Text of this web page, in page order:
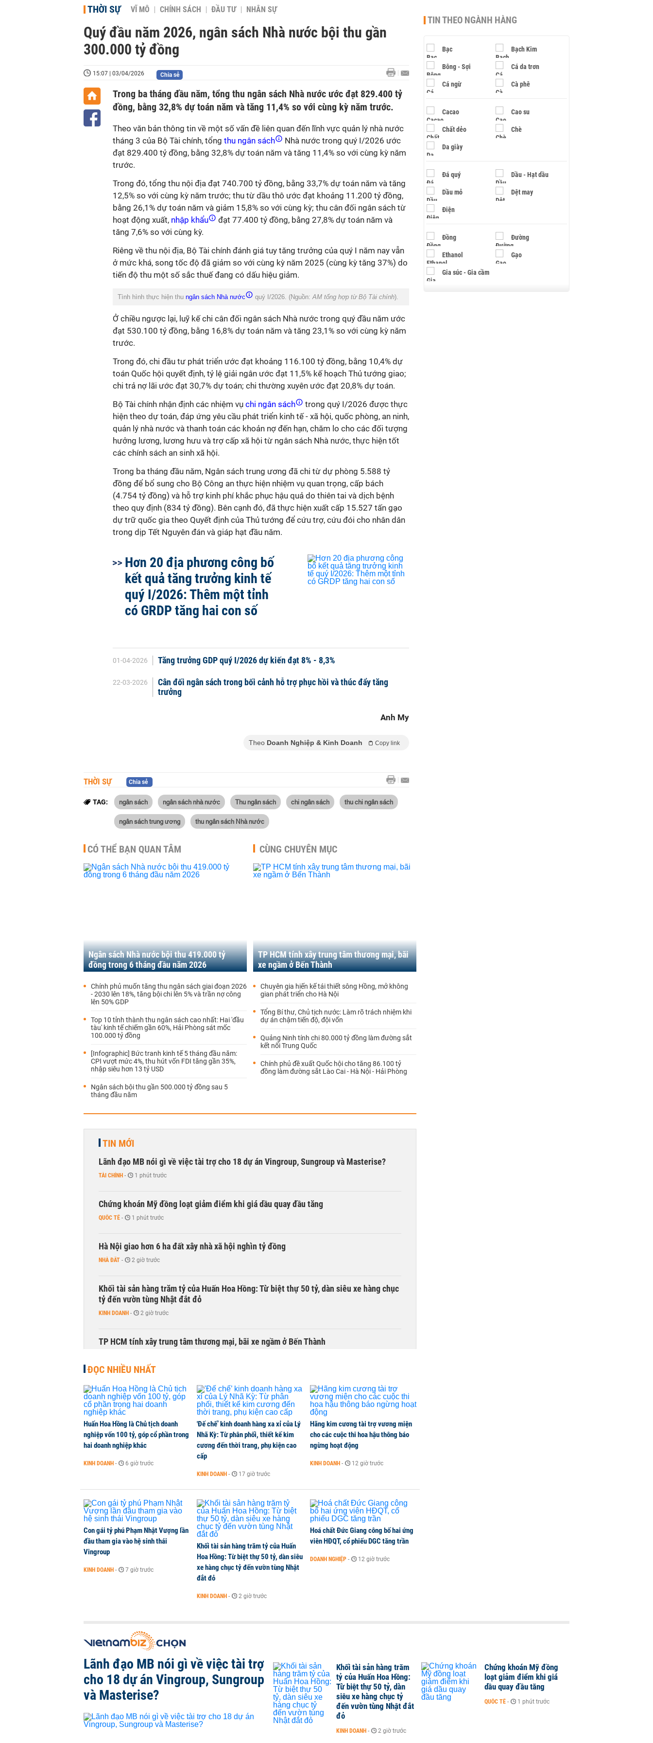
THỜI SỰ VĨ MÔ CHÍNH SÁCH ĐẦU TƯ NHÂN SỰ
Quý đầu năm 2026, ngân sách Nhà nước bội thu gần
300.000 tỷ đồng
15:07 | 03/04/2026 Chia sẻ
Trong ba tháng đầu năm, tổng thu ngân sách Nhà nước ước đạt 829.400 tỷ
đồng, bằng 32,8% dự toán năm và tăng 11,4% so với cùng kỳ năm trước.
Theo văn bản thông tin về một số vấn đề liên quan đến lĩnh vực quản lý nhà nước
tháng 3 của Bộ Tài chính, tổng thu ngân sách
Nhà nước trong quý I/2026 ước
đạt 829.400 tỷ đồng, bằng 32,8% dự toán năm và tăng 11,4% so với cùng kỳ năm
trước.
Trong đó, tổng thu nội địa đạt 740.700 tỷ đồng, bằng 33,7% dự toán năm và tăng
12,5% so với cùng kỳ năm trước; thu từ dầu thô ước đạt khoảng 11.200 tỷ đồng,
bằng 26,1% dự toán năm và giảm 15,8% so với cùng kỳ; thu cân đối ngân sách từ
hoạt động xuất, nhập khẩu
đạt 77.400 tỷ đồng, bằng 27,8% dự toán năm và
tăng 7,6% so với cùng kỳ.
Riêng về thu nội địa, Bộ Tài chính đánh giá tuy tăng trưởng của quý I năm nay vẫn
ở mức khá, song tốc độ đã giảm so với cùng kỳ năm 2025 (cùng kỳ tăng 37%) do
tiến độ thu một số sắc thuế đang có dấu hiệu giảm.
Tình hình thực hiện thu ngân sách Nhà nước quý I/2026. (Nguồn:AM tổng hợp từ Bộ Tài chính).
Ở chiều ngược lại, luỹ kế chi cân đối ngân sách Nhà nước trong quý đầu năm ước
đạt 530.100 tỷ đồng, bằng 16,8% dự toán năm và tăng 23,1% so với cùng kỳ năm
trước.
Trong đó, chi đầu tư phát triển ước đạt khoảng 116.100 tỷ đồng, bằng 10,4% dự
toán Quốc hội quyết định, tỷ lệ giải ngân ước đạt 11,5% kế hoạch Thủ tướng giao;
chi trả nợ lãi ước đạt 30,7% dự toán; chi thường xuyên ước đạt 20,8% dự toán.
Bộ Tài chính nhận định các nhiệm vụ chi ngân sách
trong quý I/2026 được thực
hiện theo dự toán, đáp ứng yêu cầu phát triển kinh tế - xã hội, quốc phòng, an ninh,
quản lý nhà nước và thanh toán các khoản nợ đến hạn, chăm lo cho các đối tượng
hưởng lương, lương hưu và trợ cấp xã hội từ ngân sách Nhà nước, thực hiện tốt
các chính sách an sinh xã hội.
Trong ba tháng đầu năm, Ngân sách trung ương đã chi từ dự phòng 5.588 tỷ
đồng để bổ sung cho Bộ Công an thực hiện nhiệm vụ quan trọng, cấp bách
(4.754 tỷ đồng) và hỗ trợ kinh phí khắc phục hậu quả do thiên tai và dịch bệnh
theo quy định (834 tỷ đồng). Bên cạnh đó, đã thực hiện xuất cấp 15.527 tấn gạo
dự trữ quốc gia theo Quyết định của Thủ tướng để cứu trợ, cứu đói cho nhân dân
trong dịp Tết Nguyên đán và giáp hạt đầu năm.
Hơn 20 địa phương công bố
kết quả tăng trưởng kinh tế
quý I/2026: Thêm một tỉnh
có GRDP tăng hai con số
01-04-2026 Tăng trưởng GDP quý I/2026 dự kiến đạt 8% - 8,3%
22-03-2026
Cân đối ngân sách trong bối cảnh hỗ trợ phục hồi và thúc đẩy tăng
trưởng
Anh My
Theo Doanh Nghiệp & Kinh Doanh Copy link
THỜI SỰ Chia sẻ
TAG: ngân sách ngân sách nhà nước Thu ngân sách chi ngân sách thu chi ngân sách
ngân sách trung ương thu ngân sách Nhà nước
CÓ THỂ BẠN QUAN TÂM
Ngân sách Nhà nước bội thu 419.000 tỷ
đồng trong 6 tháng đầu năm 2026
Chính phủ muốn tăng thu ngân sách giai đoạn 2026
- 2030 lên 18%, tăng bội chi lên 5% và trần nợ công
lên 50% GDP
Top 10 tỉnh thành thu ngân sách cao nhất: Hai 'đầu
tàu' kinh tế chiếm gần 60%, Hải Phòng sát mốc
100.000 tỷ đồng
[Infographic] Bức tranh kinh tế 5 tháng đầu năm:
CPI vượt mức 4%, thu hút vốn FDI tăng gần 35%,
nhập siêu hơn 13 tỷ USD
Ngân sách bội thu gần 500.000 tỷ đồng sau 5
tháng đầu năm
CÙNG CHUYÊN MỤC
TP HCM tính xây trung tâm thương mại, bãi
xe ngầm ở Bến Thành
Chuyên gia hiến kế tái thiết sông Hồng, mở không
gian phát triển cho Hà Nội
Tổng Bí thư, Chủ tịch nước: Làm rõ trách nhiệm khi
dự án chậm tiến độ, đội vốn
Quảng Ninh tính chi 80.000 tỷ đồng làm đường sắt
kết nối Trung Quốc
Chính phủ đề xuất Quốc hội cho tăng 86.100 tỷ
đồng làm đường sắt Lào Cai - Hà Nội - Hải Phòng
TIN MỚI
Lãnh đạo MB nói gì về việc tài trợ cho 18 dự án Vingroup, Sungroup và Masterise?
TÀI CHÍNH - 1 phút trước
Chứng khoán Mỹ đồng loạt giảm điểm khi giá dầu quay đầu tăng
QUỐC TẾ - 1 phút trước
Hà Nội giao hơn 6 ha đất xây nhà xã hội nghìn tỷ đồng
NHÀ ĐẤT - 2 giờ trước
Khối tài sản hàng trăm tỷ của Huấn Hoa Hồng: Từ biệt thự 50 tỷ, dàn siêu xe hàng chục
tỷ đến vườn tùng Nhật đắt đỏ
KINH DOANH - 2 giờ trước
TP HCM tính xây trung tâm thương mại, bãi xe ngầm ở Bến Thành
Chuyên gia hiến kế tái thiết sông Hồng, mở không gian phát triển cho Hà Nội
THỜI SỰ - 3 giờ trước
Chủ tịch Vietcombank: Không thể quản lý rủi ro tài sản mã hóa theo cách truyền thống
TÀI CHÍNH 3 giờ trước
Hàng trăm người sập bẫy nhà ở xã hội và 4 dự án 'ma' ở TP HCM
ĐỌC NHIỀU NHẤT
Huấn Hoa Hồng là Chủ tịch doanh
nghiệp vốn 100 tỷ, góp cổ phần trong
hai doanh nghiệp khác
KINH DOANH - 6 giờ trước
'Đế chế’ kinh doanh hàng xa xỉ của Lý
Nhã Kỳ: Từ phân phối, thiết kế kim
cương đến thời trang, phụ kiện cao
cấp
KINH DOANH - 17 giờ trước
Hãng kim cương tài trợ vương miện
cho các cuộc thi hoa hậu thông báo
ngừng hoạt động
KINH DOANH - 12 giờ trước
Con gái tỷ phú Phạm Nhật Vượng lần
đầu tham gia vào hệ sinh thái
Vingroup
KINH DOANH - 7 giờ trước
Khối tài sản hàng trăm tỷ của Huấn
Hoa Hồng: Từ biệt thự 50 tỷ, dàn siêu
xe hàng chục tỷ đến vườn tùng Nhật
đắt đỏ
KINH DOANH - 2 giờ trước
Hoá chất Đức Giang công bố hai ứng
viên HĐQT, cổ phiếu DGC tăng trần
DOANH NGHIỆP - 12 giờ trước
TIN THEO NGÀNH HÀNG
Bạc Bạch Kim
Bông - Sợi Cá da trơn
Cá ngừ Cà phê
Cacao Cao su
Chất dẻo Chè
Da giày
Đá quý Dầu - Hạt dầu
Dầu mỏ Dệt may
Điện
Đồng Đường
Ethanol Gạo
Gia súc - Gia cầm
Lãnh đạo MB nói gì về việc tài trợ
cho 18 dự án Vingroup, Sungroup
và Masterise?
Khối tài sản hàng trăm
tỷ của Huấn Hoa Hồng:
Từ biệt thự 50 tỷ, dàn
siêu xe hàng chục tỷ
đến vườn tùng Nhật đắt
đỏ
KINH DOANH - 2 giờ trước
Chứng khoán Mỹ đồng
loạt giảm điểm khi giá
dầu quay đầu tăng
QUỐC TẾ - 1 phút trước